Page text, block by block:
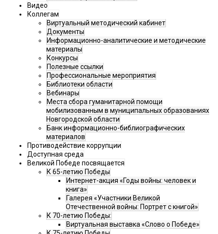
Видео
Коллегам
Виртуальный методический кабинет
Документы
Информационно-аналитические и методические
материалы
Конкурсы
Полезные ссылки
Профессиональные мероприятия
Библиотеки области
Вебинары
Места сбора гуманитарной помощи
мобилизованным в муниципальных образованиях
Новгородской области
Банк информационно-библиографических
материалов
Противодействие коррупции
Доступная среда
Великой Победе посвящается
К 65-летию Победы
Интернет-акция «Годы войны: человек и
книга»
Галерея «Участники Великой
Отечественной войны: Портрет с книгой»
К 70-летию Победы:
Виртуальная выставка «Слово о Победе»